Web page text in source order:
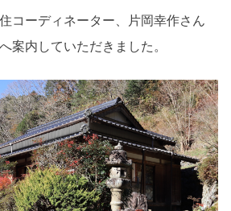
コーディネーター、片岡幸作さん
案内していただきました。